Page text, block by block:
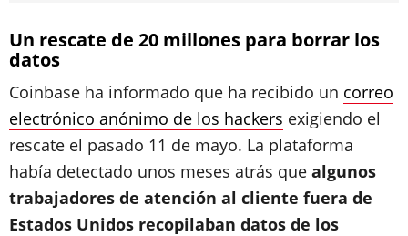
Un rescate de 20 millones para borrar los
datos
Coinbase ha informado que ha recibido un correo
electrónico anónimo de los hackers exigiendo el
rescate el pasado 11 de mayo. La plataforma
había detectado unos meses atrás que algunos
trabajadores de atención al cliente fuera de
Estados Unidos recopilaban datos de los